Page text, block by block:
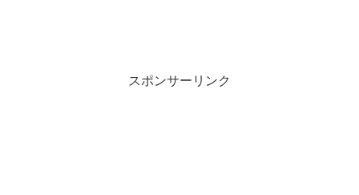
スポンサーリンク